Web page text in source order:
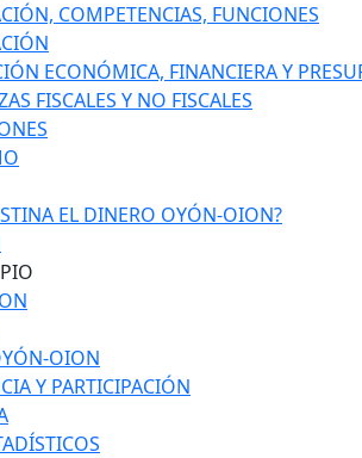
COMPETENCIAS, FUNCIONES
ECONÓMICA, FINANCIERA Y
FISCALES Y NO FISCALES
EL DINERO OYÓN-OION?
OION
Y PARTICIPACIÓN